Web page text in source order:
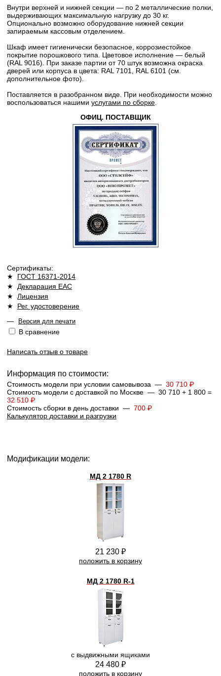
Внутри верхней и нижней секции — по 2 металлические полки,
выдерживающих максимальную нагрузку до 30 кг.
Опционально возможно оборудование нижней секции
запираемым кассовым отделением.
Шкаф имеет гигиенически безопасное, коррозиестойкое
покрытие порошкового типа. Цветовое исполнение — белый
(RAL 9016). При заказе партии от 70 штук возможна окраска
дверей или корпуса в цвета: RAL 7101, RAL 6101 (см.
дополнительное фото).
Поставляется в разобранном виде. При необходимости можно
воспользоваться нашими услугами по сборке
ОФИЦ. ПОСТАВЩИК
Сертификаты:
★ ГОСТ 16371-2014
★ Декларация ЕАС
★ Лицензия
★ Рег. удостоверение
—
Версия для печати
В сравнение
Написать отзыв о товаре
Информация по стоимости:
Стоимость модели при условии самовывоза — 30 710 ₽
Стоимость модели с доставкой по Москве — 30 710 + 1 800 =
32 510 ₽
Стоимость сборки в день доставки — 700 ₽
Калькулятор доставки и разгрузки
Модификации модели:
МД 2 1780 R
21 230 ₽
положить в корзину
МД 2 1780 R-1
с выдвижными ящиками
24 480 ₽
положить в корзину